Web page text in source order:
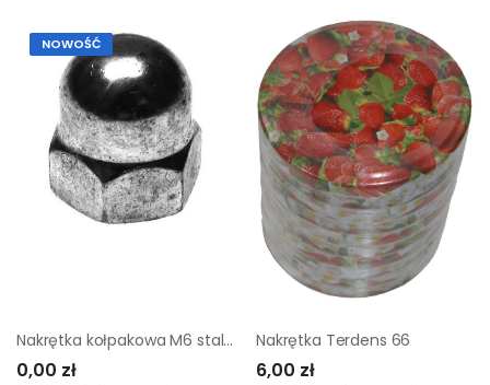
NOWOŚĆ
Nakrętka kołpakowa M6 stal nierdzewna 1 szt
0,00 zł
Nakrętka Terdens 66
6,00 zł